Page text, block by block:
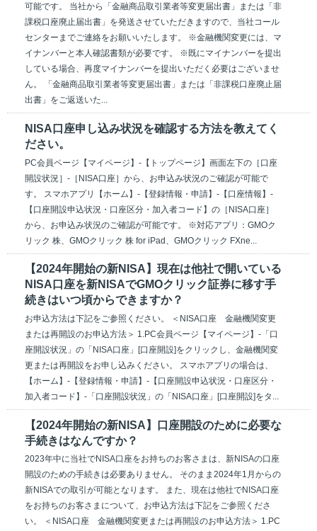
可能です。 当社から「金融商品取引業者等変更届出書」または「非
課税口座廃止届出書」を発送させていただきますので、当社コール
センターまでご連絡をお願いいたします。 ※金融機関変更には、マ
イナンバーと本人確認書類が必要です。 ※既にマイナンバーを提出
している場合、再度マイナンバーを提出いただく必要はございませ
ん。 「金融商品取引業者等変更届出書」または「非課税口座廃止届
出書」をご返送いた...
NISA口座申し込み状況を確認する方法を教えてく
ださい。
PC会員ページ【マイページ】-【トップページ】画面左下の［口座
開設状況］-［NISA口座］から、お申込み状況のご確認が可能で
す。 スマホアプリ【ホーム】-【登録情報・申請】-【口座情報】-
【口座開設申込状況・口座区分・加入者コード】の［NISA口座］
から、お申込み状況のご確認が可能です。 ※対応アプリ：GMOク
リック 株、GMOクリック 株 for iPad、GMOクリック FXne...
【2024年開始の新NISA】現在は他社で開いている
NISA口座を新NISAでGMOクリック証券に移す手
続きはいつ頃からできますか？
お申込方法は下記をご参照ください。 ＜NISA口座 金融機関変更
または再開設のお申込方法＞ 1.PC会員ページ【マイページ】‐「口
座開設状況」の「NISA口座」[口座開設]をクリックし、金融機関変
更または再開設をお申し込みください。 スマホアプリの場合は、
【ホーム】-【登録情報・申請】-【口座開設申込状況・口座区分・
加入者コード】-「口座開設状況」の「NISA口座」[口座開設]をタ...
【2024年開始の新NISA】口座開設のために必要な
手続きはなんですか？
2023年中に当社でNISA口座をお持ちのお客さまは、新NISAの口座
開設のための手続きは必要ありません。 そのまま2024年1月からの
新NISAでの取引が可能となります。 また、現在は他社でNISA口座
をお持ちのお客さまについて、お申込方法は下記をご参照くださ
い。 ＜NISA口座 金融機関変更または再開設のお申込方法＞ 1.PC